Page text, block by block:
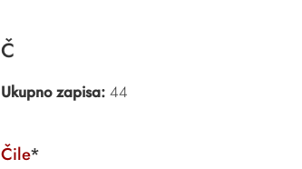
Č
Ukupno zapisa:44
Čile*